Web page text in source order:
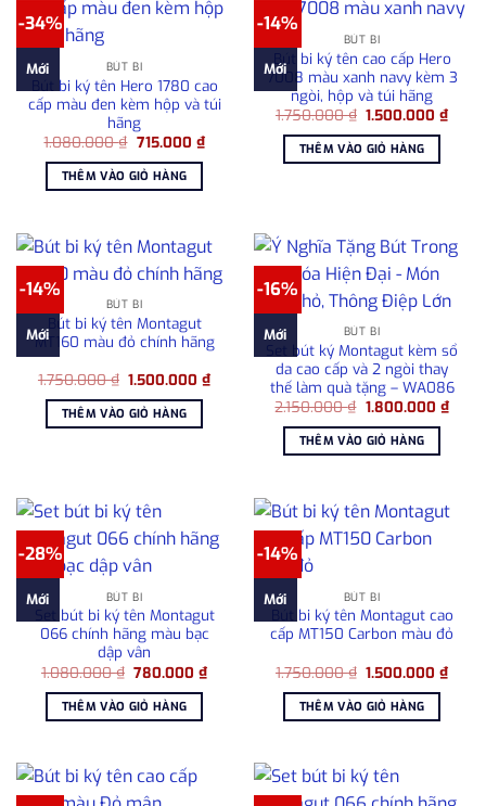
-34%
Mới BÚT BI
Bút bi ký tên Hero 1780 cao
cấp màu đen kèm hộp và túi
hãng
1.080.000₫ Giá
là:
1.080.000 ₫.
715.000 ₫Giá
hiện
THÊM VÀO GIỎ HÀNG
-14%
Mới
BÚT BI
Bút bi ký tên cao cấp Hero
7008 màu xanh navy kèm 3
ngòi, hộp và túi hãng
1.750.000₫ Giá
là:
1.750.000 ₫.
1.500.000₫Giá
hiện
THÊM VÀO GIỎ HÀNG
-14%
Mới
BÚT BI
Bút bi ký tên Montagut
MT160 màu đỏ chính hãng
1.750.000₫ Giá
là:
1.750.000 ₫.
1.500.000₫Giá
THÊM VÀO GIỎ HÀNG
-16%
Mới BÚT BI
Set bút ký Montagut kèm sổ
da cao cấp và 2 ngòi thay
thế làm quà tặng – WA086
2.150.000₫ Giá
là:
2.150.000 ₫.
1.800.000 ₫Giá
THÊM VÀO GIỎ HÀNG
-28%
Mới BÚT BI
Set bút bi ký tên Montagut
066 chính hãng màu bạc
dập vân
1.080.000₫ Giá
là:
1.080.000 ₫.
780.000₫Giá
hiện
THÊM VÀO GIỎ HÀNG
-14%
Mới BÚT BI
Bút bi ký tên Montagut cao
cấp MT150 Carbon màu đỏ
1.750.000₫ Giá
là:
1.750.000 ₫.
1.500.000₫Giá
hiện
THÊM VÀO GIỎ HÀNG